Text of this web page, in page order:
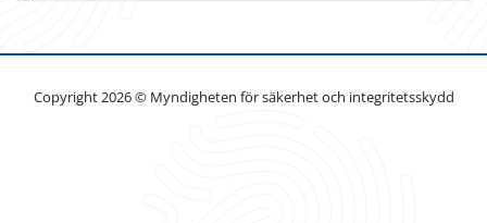
Copyright 2026 © Myndigheten för säkerhet och integritetsskydd